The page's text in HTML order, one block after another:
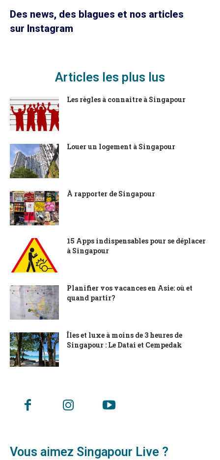
Des news, des blagues et nos articles
sur Instagram
Articles les plus lus
Les règles à connaitre à Singapour
Louer un logement à Singapour
À rapporter de Singapour
15 Apps indispensables pour se déplacer
à Singapour
Planifier vos vacances en Asie: où et
quand partir?
Îles et luxe à moins de 3 heures de
Singapour : Le Datai et Cempedak
Vous aimez Singapour Live ?